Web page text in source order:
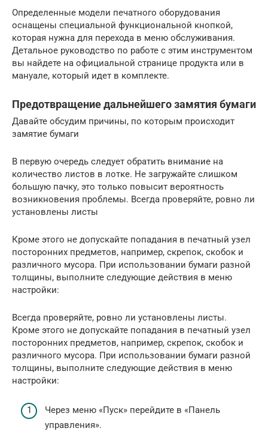
Определенные модели печатного оборудования
оснащены специальной функциональной кнопкой,
которая нужна для перехода в меню обслуживания.
Детальное руководство по работе с этим инструментом
вы найдете на официальной странице продукта или в
мануале, который идет в комплекте.
Предотвращение дальнейшего замятия бумаги
Давайте обсудим причины, по которым происходит
замятие бумаги
В первую очередь следует обратить внимание на
количество листов в лотке. Не загружайте слишком
большую пачку, это только повысит вероятность
возникновения проблемы. Всегда проверяйте, ровно ли
установлены листы
Кроме этого не допускайте попадания в печатный узел
посторонних предметов, например, скрепок, скобок и
различного мусора. При использовании бумаги разной
толщины, выполните следующие действия в меню
настройки:
Всегда проверяйте, ровно ли установлены листы.
Кроме этого не допускайте попадания в печатный узел
посторонних предметов, например, скрепок, скобок и
различного мусора. При использовании бумаги разной
толщины, выполните следующие действия в меню
настройки:
Через меню «Пуск» перейдите в «Панель
управления».